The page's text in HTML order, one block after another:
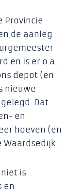
Provincie
de aanleg
en is er o.a.
depot (en
nieuwe
Dat
en
hoeven (en
Waardsedijk.
is
en